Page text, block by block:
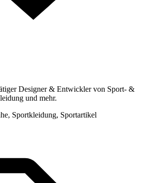
Designer & Entwickler von Sport- &
und mehr.
Sportkleidung, Sportartikel